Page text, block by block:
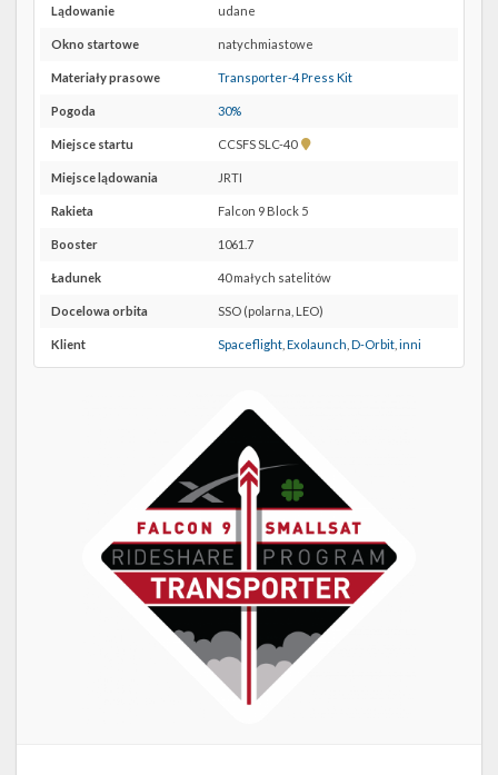
Szukaj
Facebook
Twitter
Kalendarze
Lądowanie udane
Okno startowe natychmiastowe
Materiały prasowe Transporter-4 Press Kit
Pogoda 30%
Miejsce startu CCSFS SLC-40
Pokaż
Maps
Miejsce lądowania JRTI
Rakieta Falcon 9 Block 5
Booster 1061.7
Ładunek 40 małych satelitów
Docelowa orbita SSO (polarna, LEO)
Klient Spaceflight Exolaunch D-Orbit inni